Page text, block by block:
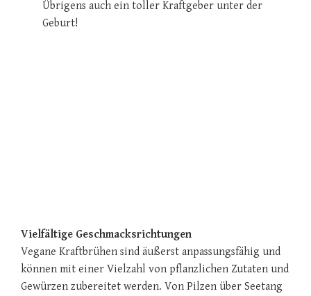
Übrigens auch ein toller Kraftgeber unter der
Geburt!
Vielfältige Geschmacksrichtungen
Vegane Kraftbrühen sind äußerst anpassungsfähig und
können mit einer Vielzahl von pflanzlichen Zutaten und
Gewürzen zubereitet werden. Von Pilzen über Seetang